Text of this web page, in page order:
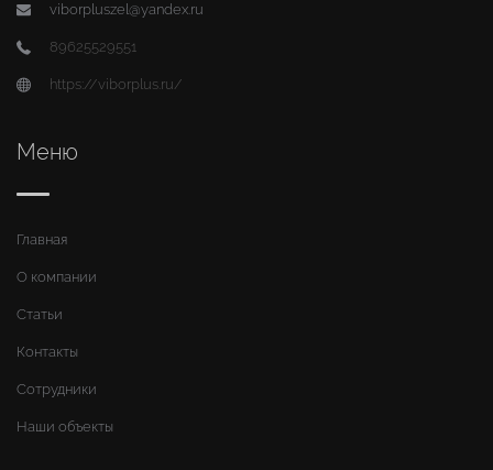
viborpluszel@yandex.ru
89625529551
https://viborplus.ru/
Меню
Главная
О компании
Статьи
Контакты
Сотрудники
Наши объекты